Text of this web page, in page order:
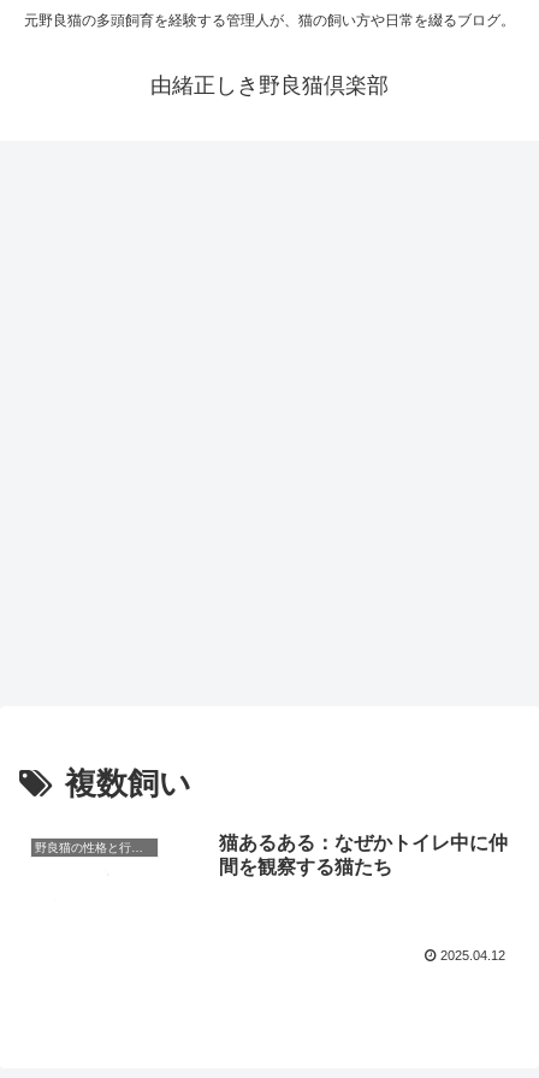
元野良猫の多頭飼育を経験する管理人が、猫の飼い方や日常を綴るブログ。
由緒正しき野良猫倶楽部
複数飼い
野良猫の性格と行動理解
猫あるある：なぜかトイレ中に仲
間を観察する猫たち
2025.04.12